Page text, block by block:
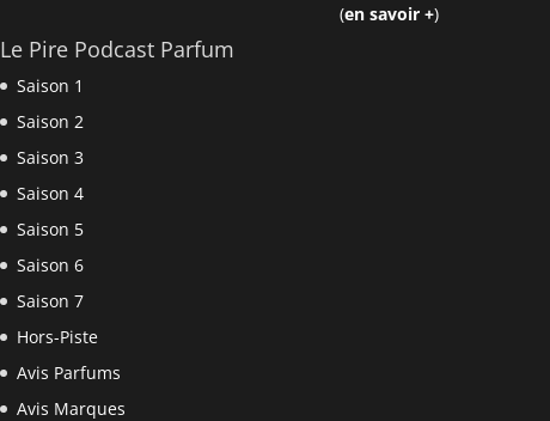
Le Pire Podcast Parfum
Saison 1
Saison 2
Saison 3
Saison 4
Saison 5
Saison 6
Saison 7
Hors-Piste
Avis Parfums
Avis Marques
(en savoir +)